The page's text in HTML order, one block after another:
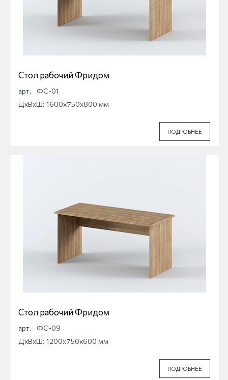
Стол рабочий Фридом
арт.
ФС-01
ДхВхШ: 1600x750x800 мм
ПОДРОБНЕЕ
Стол рабочий Фридом
арт.
ФС-09
ДхВхШ: 1200x750x600 мм
ПОДРОБНЕЕ